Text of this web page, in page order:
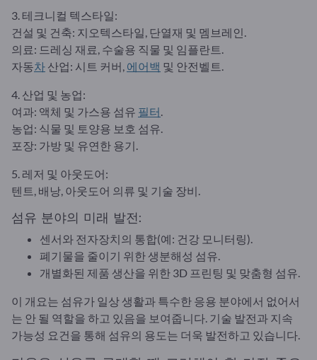
3. 테크니컬 텍스타일:
건설 및 건축: 지오텍스타일, 단열재 및 멤브레인.
의료: 드레싱 재료, 수술용 직물 및 임플란트.
자동차 산업: 시트 커버, 에어백 및 안전벨트.
4. 산업 및 농업:
여과: 액체 및 가스용 섬유 필터
농업: 식물 및 토양용 보호 섬유.
포장: 가방 및 유연한 용기.
5. 레저 및 아웃도어:
텐트, 배낭, 아웃도어 의류 및 기술 장비.
섬유 분야의 미래 발전:
센서와 전자장치의 통합(예: 건강 모니터링).
폐기물을 줄이기 위한 생분해성 섬유.
개별화된 제품 생산을 위한 3D 프린팅 및 맞춤형 섬유.
이 개요는 섬유가 일상 생활과 특수한 응용 분야에서 없어서
는 안 될 역할을 하고 있음을 보여줍니다. 기술 발전과 지속
가능성 요건을 통해 섬유의 용도는 더욱 발전하고 있습니다.